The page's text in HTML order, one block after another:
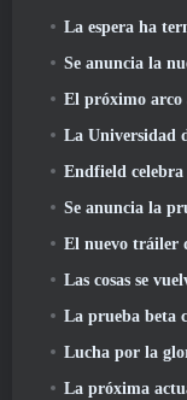
La espera ha terminado
Se anuncia la
El próximo arco argumental de
La Universidad de Silicon
Endfield celebra seis
Se anuncia la prueba beta
El nuevo tráiler de
Las cosas se
La prueba beta cerrada final
Lucha por la
La próxima